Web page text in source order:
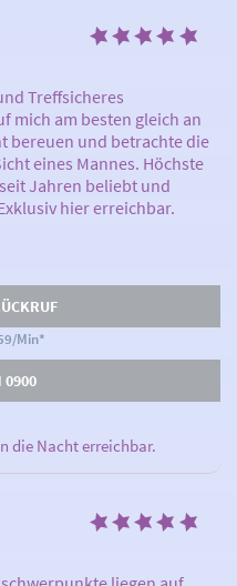
Treffsicheres
mich am besten gleich an
bereuen und betrachte die
eines Mannes. Höchste
Jahren beliebt und
hier erreichbar.
Min*
0900
die Nacht erreichbar.